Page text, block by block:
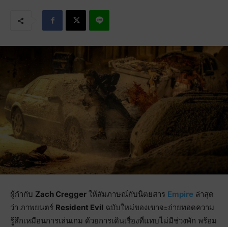
ผู้กำกับ Zach Cregger ให้สัมภาษณ์กับนิตยสาร Empire ล่าสุด
ว่า ภาพยนตร์ Resident Evil ฉบับใหม่ของเขาจะถ่ายทอดความ
รู้สึกเหมือนการเล่นเกม ด้วยการเดินเรื่องที่แทบไม่มีช่วงพัก พร้อม